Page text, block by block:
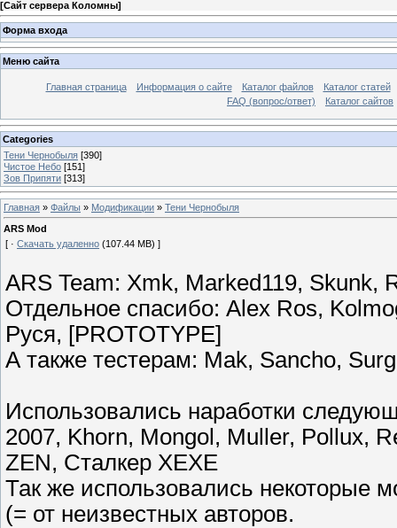
[Сайт сервера Коломны]
Форма входа
Меню сайта
Главная страница Информация о сайте Каталог файлов
Каталог статей
FAQ (вопрос/ответ)
Каталог сайтов
Categories
Тени Чернобыля [390]
Чистое Небо [151]
Зов Припяти [313]
Главная » Файлы » Модификации » Тени Чернобыля
ARS Mod
[ · Скачать удаленно (107.44 MB) ]
ARS Team: Xmk, Marked119, Skunk,
Отдельное спасибо: Alex Ros,
Руся, [PROTOTYPE]
А также тестерам: Mak, Sancho,
Использовались наработки
2007, Khorn, Mongol, Muller, Pollux,
ZEN, Сталкер ХЕХЕ
Так же использовались некоторые
(= от неизвестных авторов.